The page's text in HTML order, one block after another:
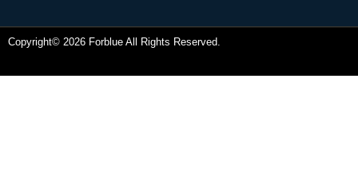
Copyright© 2026 Forblue All Rights Reserved.